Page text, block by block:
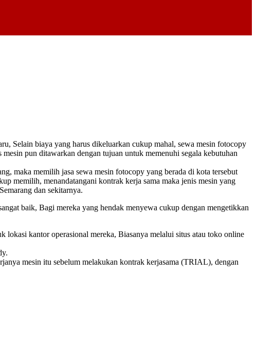
Selain biaya yang harus dikeluarkan cukup mahal, sewa mesin fotocopy
pun ditawarkan dengan tujuan untuk memenuhi segala kebutuhan
maka memilih jasa sewa mesin fotocopy yang berada di kota tersebut
memilih, menandatangani kontrak kerja sama maka jenis mesin yang
dan sekitarnya.
baik, Bagi mereka yang hendak menyewa cukup dengan mengetikkan
kantor operasional mereka, Biasanya melalui situs atau toko online
mesin itu sebelum melakukan kontrak kerjasama (TRIAL), dengan